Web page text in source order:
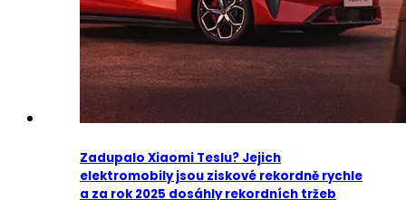
Zadupalo Xiaomi Teslu? Jejich
elektromobily jsou ziskové rekordně rychle
a za rok 2025 dosáhly rekordních tržeb